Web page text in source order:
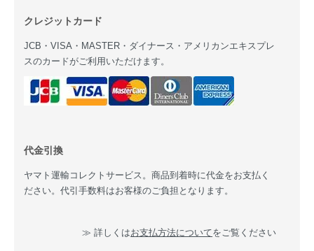
クレジットカード
JCB・VISA・MASTER・ダイナース・アメリカンエキスプレ
スのカードがご利用いただけます。
代金引換
ヤマト運輸コレクトサービス。商品到着時に代金をお支払く
ださい。代引手数料はお客様のご負担となります。
≫ 詳しくはお支払方法についてをご覧ください